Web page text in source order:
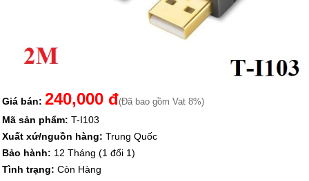
Giá bán: 240,000 đ(Đã bao gồm Vat 8%)
Mã sản phẩm: T-I103
Xuất xứ/nguồn hàng: Trung Quốc
Bảo hành: 12 Tháng (1 đổi 1)
Tình trạng: Còn Hàng